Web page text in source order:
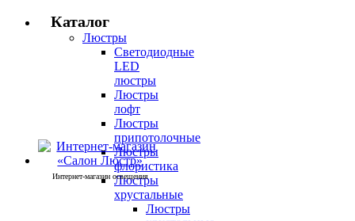
Каталог
Люстры
Светодиодные
LED
люстры
Люстры
лофт
Люстры
припотолочные
Люстры
флористика
Люстры
хрустальные
Люстры
Интернет-магазин освещения